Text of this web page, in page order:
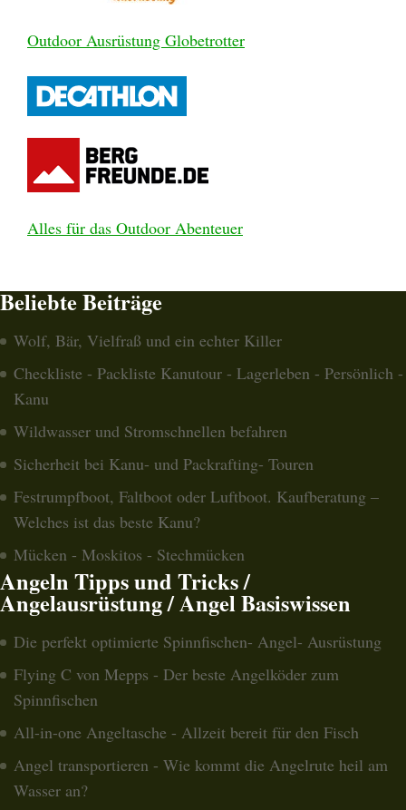
Outdoor Ausrüstung Globetrotter
Alles für das Outdoor Abenteuer
Beliebte Beiträge
Wolf, Bär, Vielfraß und ein echter Killer
Checkliste - Packliste Kanutour - Lagerleben - Persönlich -
Kanu
Wildwasser und Stromschnellen befahren
Sicherheit bei Kanu- und Packrafting- Touren
Festrumpfboot, Faltboot oder Luftboot. Kaufberatung –
Welches ist das beste Kanu?
Mücken - Moskitos - Stechmücken
Angeln Tipps und Tricks /
Angelausrüstung / Angel Basiswissen
Die perfekt optimierte Spinnfischen- Angel- Ausrüstung
Flying C von Mepps - Der beste Angelköder zum
Spinnfischen
All-in-one Angeltasche - Allzeit bereit für den Fisch
Angel transportieren - Wie kommt die Angelrute heil am
Wasser an?